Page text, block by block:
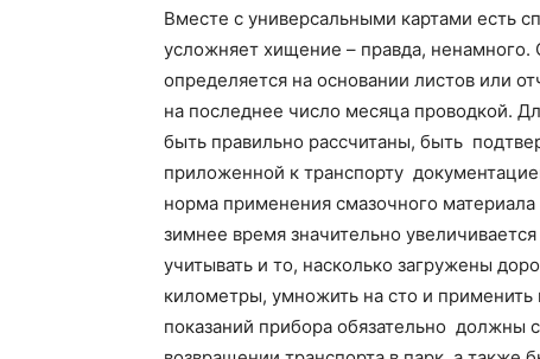
Вместе с универсальными картами есть
усложняет хищение – правда, ненамного.
определяется на основании листов или
на последнее число месяца проводкой.
быть правильно рассчитаны, быть
приложенной к транспорту
норма применения смазочного
зимнее время значительно
учитывать и то, насколько загружены
километры, умножить на сто и
показаний прибора обязательно должны